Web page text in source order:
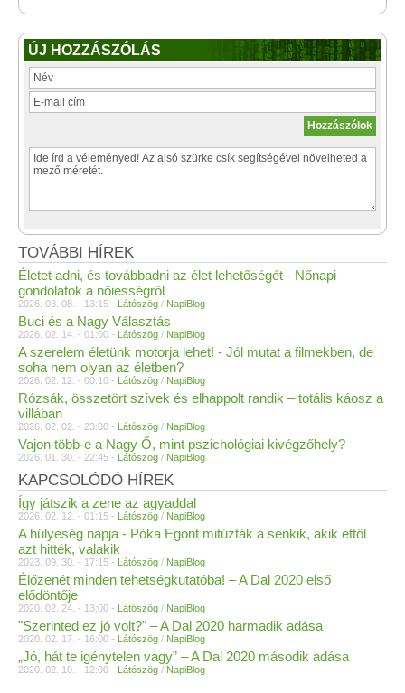
ÚJ HOZZÁSZÓLÁS
TOVÁBBI HÍREK
Életet adni, és továbbadni az élet lehetőségét - Nőnapi
gondolatok a nőiességről
2026. 03. 08. - 13:15 - Látószög / NapiBlog
Buci és a Nagy Választás
2026. 02. 14. - 01:00 - Látószög / NapiBlog
A szerelem életünk motorja lehet! - Jól mutat a filmekben, de
soha nem olyan az életben?
2026. 02. 12. - 00:10 - Látószög / NapiBlog
Rózsák, összetört szívek és elhappolt randik – totális káosz a
villában
2026. 02. 02. - 23:00 - Látószög / NapiBlog
Vajon több-e a Nagy Ő, mint pszichológiai kivégzőhely?
2026. 01. 30. - 22:45 - Látószög / NapiBlog
KAPCSOLÓDÓ HÍREK
Így játszik a zene az agyaddal
2026. 02. 12. - 01:15 - Látószög / NapiBlog
A hülyeség napja - Póka Egont mitúzták a senkik, akik ettől
azt hitték, valakik
2023. 09. 30. - 17:15 - Látószög / NapiBlog
Élőzenét minden tehetségkutatóba! – A Dal 2020 első
elődöntője
2020. 02. 24. - 13:00 - Látószög / NapiBlog
"Szerinted ez jó volt?" – A Dal 2020 harmadik adása
2020. 02. 17. - 16:00 - Látószög / NapiBlog
„Jó, hát te igénytelen vagy” – A Dal 2020 második adása
2020. 02. 10. - 12:00 - Látószög / NapiBlog